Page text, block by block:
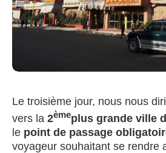
Le troisième jour, nous nous
vers la 2èmeplus grande ville
le point de passage
voyageur souhaitant se rendre